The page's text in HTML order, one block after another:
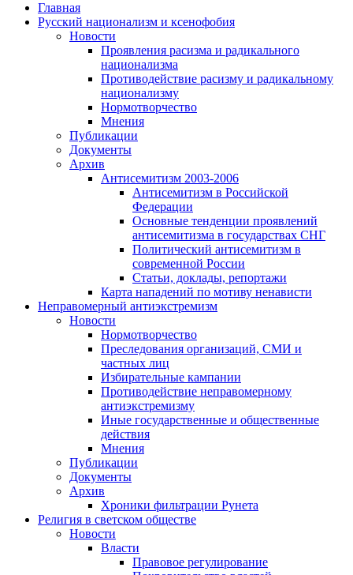
Главная
Русский национализм и ксенофобия
Новости
Проявления расизма и радикального
национализма
Противодействие расизму и радикальному
национализму
Нормотворчество
Мнения
Публикации
Документы
Архив
Антисемитизм 2003-2006
Антисемитизм в Российской
Федерации
Основные тенденции проявлений
антисемитизма в государствах СНГ
Политический антисемитизм в
современной России
Статьи, доклады, репортажи
Карта нападений по мотиву ненависти
Неправомерный антиэкстремизм
Новости
Нормотворчество
Преследования организаций, СМИ и
частных лиц
Избирательные кампании
Противодействие неправомерному
антиэкстремизму
Иные государственные и общественные
действия
Мнения
Публикации
Документы
Архив
Хроники фильтрации Рунета
Религия в светском обществе
Новости
Власти
Правовое регулирование